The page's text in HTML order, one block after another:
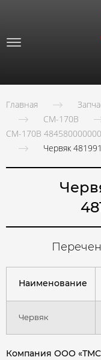
Главная
СМ-170В
СМ-170В 484580000000
Червяк
Наименование
Червяк
Компания ООО «ТМС